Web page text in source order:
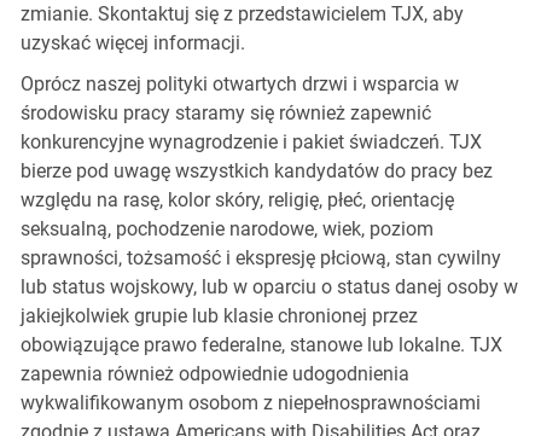
zmianie. Skontaktuj się z przedstawicielem TJX, aby
uzyskać więcej informacji.
Oprócz naszej polityki otwartych drzwi i wsparcia w
środowisku pracy staramy się również zapewnić
konkurencyjne wynagrodzenie i pakiet świadczeń. TJX
bierze pod uwagę wszystkich kandydatów do pracy bez
względu na rasę, kolor skóry, religię, płeć, orientację
seksualną, pochodzenie narodowe, wiek, poziom
sprawności, tożsamość i ekspresję płciową, stan cywilny
lub status wojskowy, lub w oparciu o status danej osoby w
jakiejkolwiek grupie lub klasie chronionej przez
obowiązujące prawo federalne, stanowe lub lokalne. TJX
zapewnia również odpowiednie udogodnienia
wykwalifikowanym osobom z niepełnosprawnościami
zgodnie z ustawą Americans with Disabilities Act oraz